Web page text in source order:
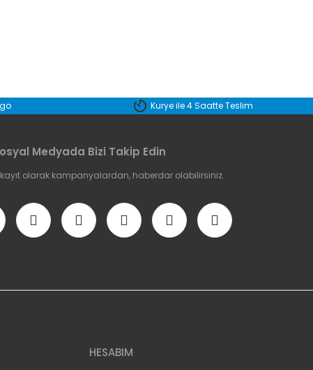
Kurye ile 4 Saatte Teslim
Medyada Bizi Takip Edin
olarak kampanyalardan, haberdar olabilirsiniz.
HESABIM